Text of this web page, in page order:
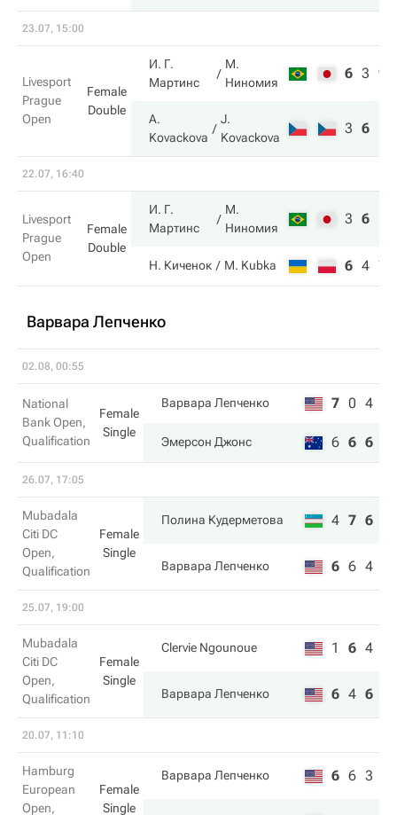
23.07, 15:00
Livesport
Prague
Open
Female
Double
И. Г.
Мартинс
М.
Ниномия
6 3 9
A.
Kovackova
J.
Kovackova
3 6
22.07, 16:40
Livesport
Prague
Open
Female
Double
И. Г.
Мартинс
М.
Ниномия
3 6
Н. Киченок M. Kubka 6 4 7
Варвара Лепченко
02.08, 00:55
National
Bank Open,
Qualification
Female
Single
Варвара Лепченко 7 0 4
Эмерсон Джонс 6 6 6
26.07, 17:05
Mubadala
Citi DC
Open,
Qualification
Female
Single
Полина Кудерметова 4 7 6
Варвара Лепченко 6 6 4
25.07, 19:00
Mubadala
Citi DC
Open,
Qualification
Female
Single
Clervie Ngounoue 1 6 4
Варвара Лепченко 6 4 6
20.07, 11:10
Hamburg
European
Open,
Female
Single
Варвара Лепченко 6 6 3